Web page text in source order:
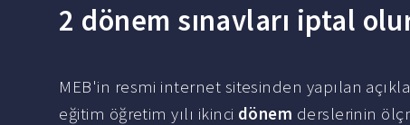
2 dönem sınavları iptal
MEB'in resmi internet sitesinden yapılan
eğitim öğretim yılı ikinci dönem derslerinin